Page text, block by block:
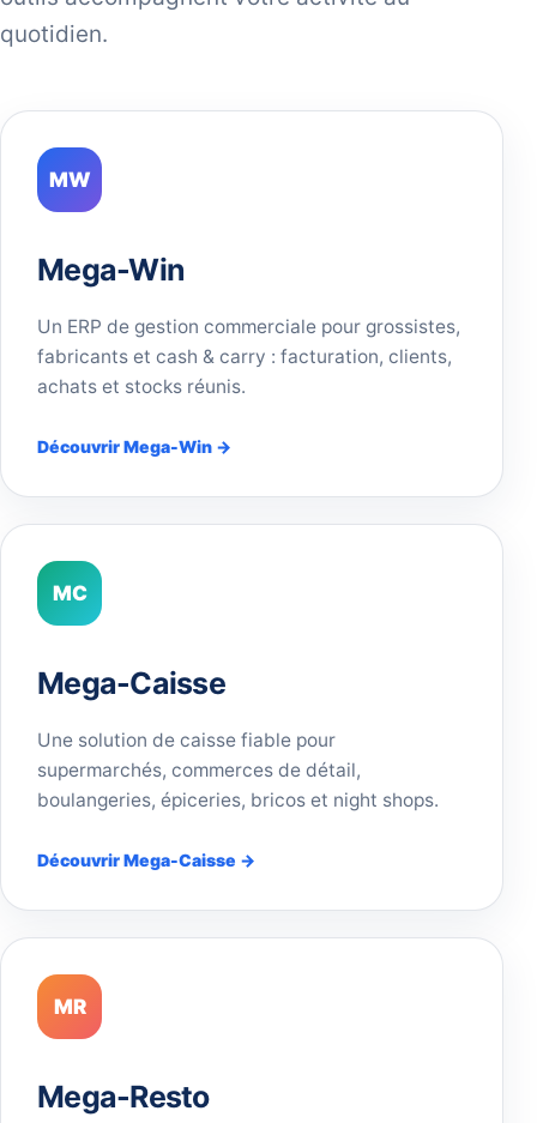
quotidien.
MW
Mega-Win
Un ERP de gestion commerciale pour grossistes,
fabricants et cash & carry : facturation, clients,
achats et stocks réunis.
Découvrir Mega-Win →
MC
Mega-Caisse
Une solution de caisse fiable pour
supermarchés, commerces de détail,
boulangeries, épiceries, bricos et night shops.
Découvrir Mega-Caisse →
MR
Mega-Resto